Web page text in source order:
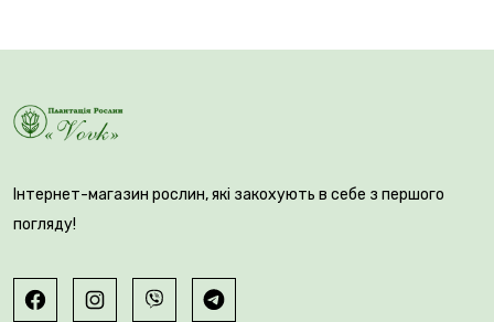
Інтернет-магазин рослин, які закохують в себе з першого
погляду!